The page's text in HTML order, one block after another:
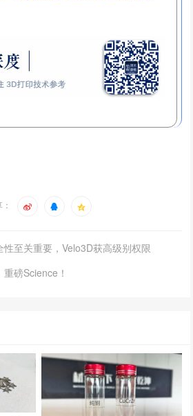
性至关重要，Velo3D获高级别权限
磅Science！